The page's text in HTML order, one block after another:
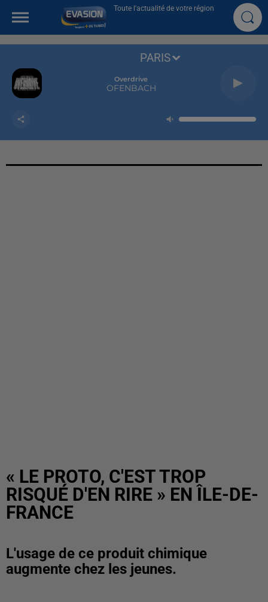
Toute l'actualité de votre région
Overdrive
OFENBACH
PARIS
« LE PROTO, C'EST TROP
RISQUÉ D'EN RIRE » EN ÎLE-DE-
FRANCE
L'usage de ce produit chimique
augmente chez les jeunes.